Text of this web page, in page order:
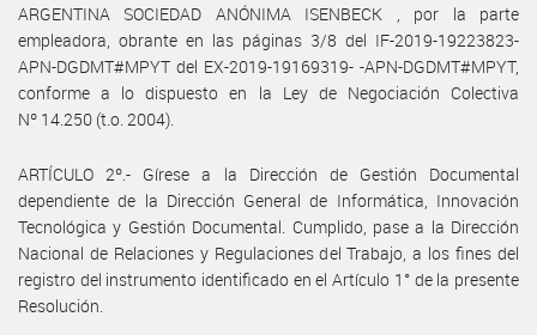
ARGENTINA SOCIEDAD ANÓNIMA ISENBECK , por la parte
empleadora, obrante en las páginas 3/8 del IF-2019-19223823-
APN-DGDMT#MPYT del EX-2019-19169319- -APN-DGDMT#MPYT,
conforme a lo dispuesto en la Ley de Negociación Colectiva
Nº 14.250 (t.o. 2004).
ARTÍCULO 2º.- Gírese a la Dirección de Gestión Documental
dependiente de la Dirección General de Informática, Innovación
Tecnológica y Gestión Documental. Cumplido, pase a la Dirección
Nacional de Relaciones y Regulaciones del Trabajo, a los fines del
registro del instrumento identificado en el Artículo 1° de la presente
Resolución.